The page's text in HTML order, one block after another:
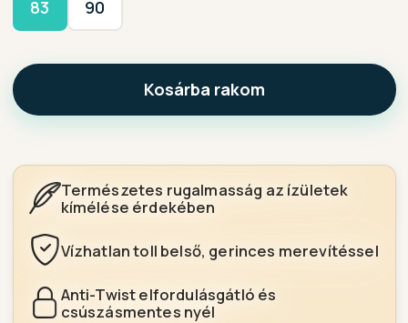
83 90
Kosárba rakom
Természetes rugalmasság az ízületek
kímélése érdekében
Vízhatlan toll belső, gerinces merevítéssel
Anti-Twist elfordulásgátló és
csúszásmentes nyél